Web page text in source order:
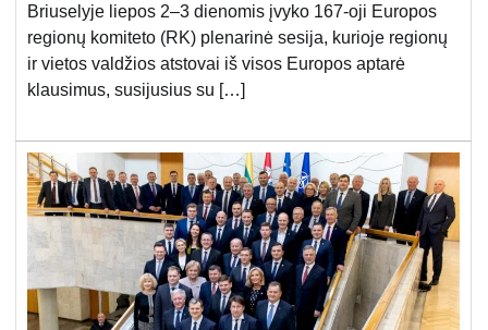
Briuselyje liepos 2–3 dienomis įvyko 167-oji Europos
regionų komiteto (RK) plenarinė sesija, kurioje regionų
ir vietos valdžios atstovai iš visos Europos aptarė
klausimus, susijusius su […]